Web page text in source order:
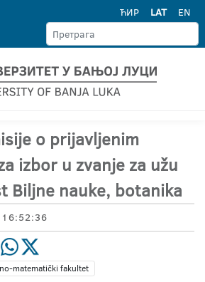
ЋИР LAT EN
o prijavljenim
izbor u zvanje za užu
Biljne nauke, botanika
matematički fakultet